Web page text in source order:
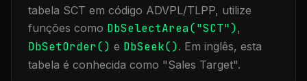
tabela SCT em código ADVPL/TLPP, utilize
funções como DbSelectArea("SCT"),
DbSetOrder() e DbSeek(). Em inglês, esta
tabela é conhecida como "Sales Target".